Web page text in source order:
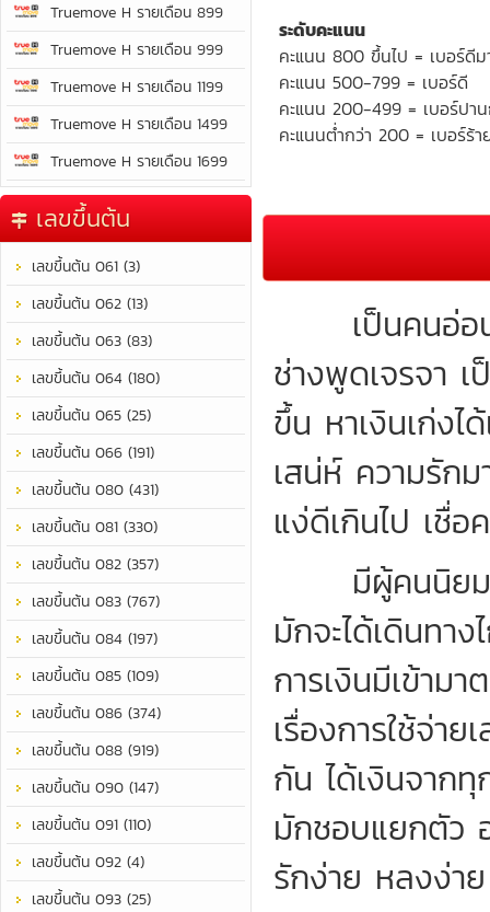
Truemove H รายเดือน 899
Truemove H รายเดือน 999
Truemove H รายเดือน 1199
Truemove H รายเดือน 1499
Truemove H รายเดือน 1699
เลขขึ้นต้น
เลขขึ้นต้น 061 (3)
เลขขึ้นต้น 062 (13)
เลขขึ้นต้น 063 (83)
เลขขึ้นต้น 064 (180)
เลขขึ้นต้น 065 (25)
เลขขึ้นต้น 066 (191)
เลขขึ้นต้น 080 (431)
เลขขึ้นต้น 081 (330)
เลขขึ้นต้น 082 (357)
เลขขึ้นต้น 083 (767)
เลขขึ้นต้น 084 (197)
เลขขึ้นต้น 085 (109)
เลขขึ้นต้น 086 (374)
เลขขึ้นต้น 088 (919)
เลขขึ้นต้น 090 (147)
เลขขึ้นต้น 091 (110)
เลขขึ้นต้น 092 (4)
เลขขึ้นต้น 093 (25)
ระดับคะแนน
คะแนน 800 ขึ้นไป = เบอร์ดี
คะแนน 500-799 = เบอร์ดี
คะแนน 200-499 = เบอร์ปา
คะแนนต่ำกว่า 200 = เบอร์ร้า
เป็นคนอ่อนห
ช่างพูดเจรจา
ขึ้น หาเงินเก่ง
เสน่ห์ ความรัก
แง่ดีเกินไป เชื่
มีผู้คนนิยมชม
มักจะได้เดินทา
การเงินมีเข้าม
เรื่องการใช้จ่า
กัน ได้เงินจาก
มักชอบแยกตัว
รักง่าย หลงง่า